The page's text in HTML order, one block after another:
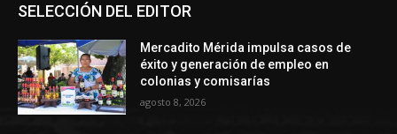
SELECCIÓN DEL EDITOR
Mercadito Mérida impulsa casos de
éxito y generación de empleo en
colonias y comisarías
agosto 8, 2026